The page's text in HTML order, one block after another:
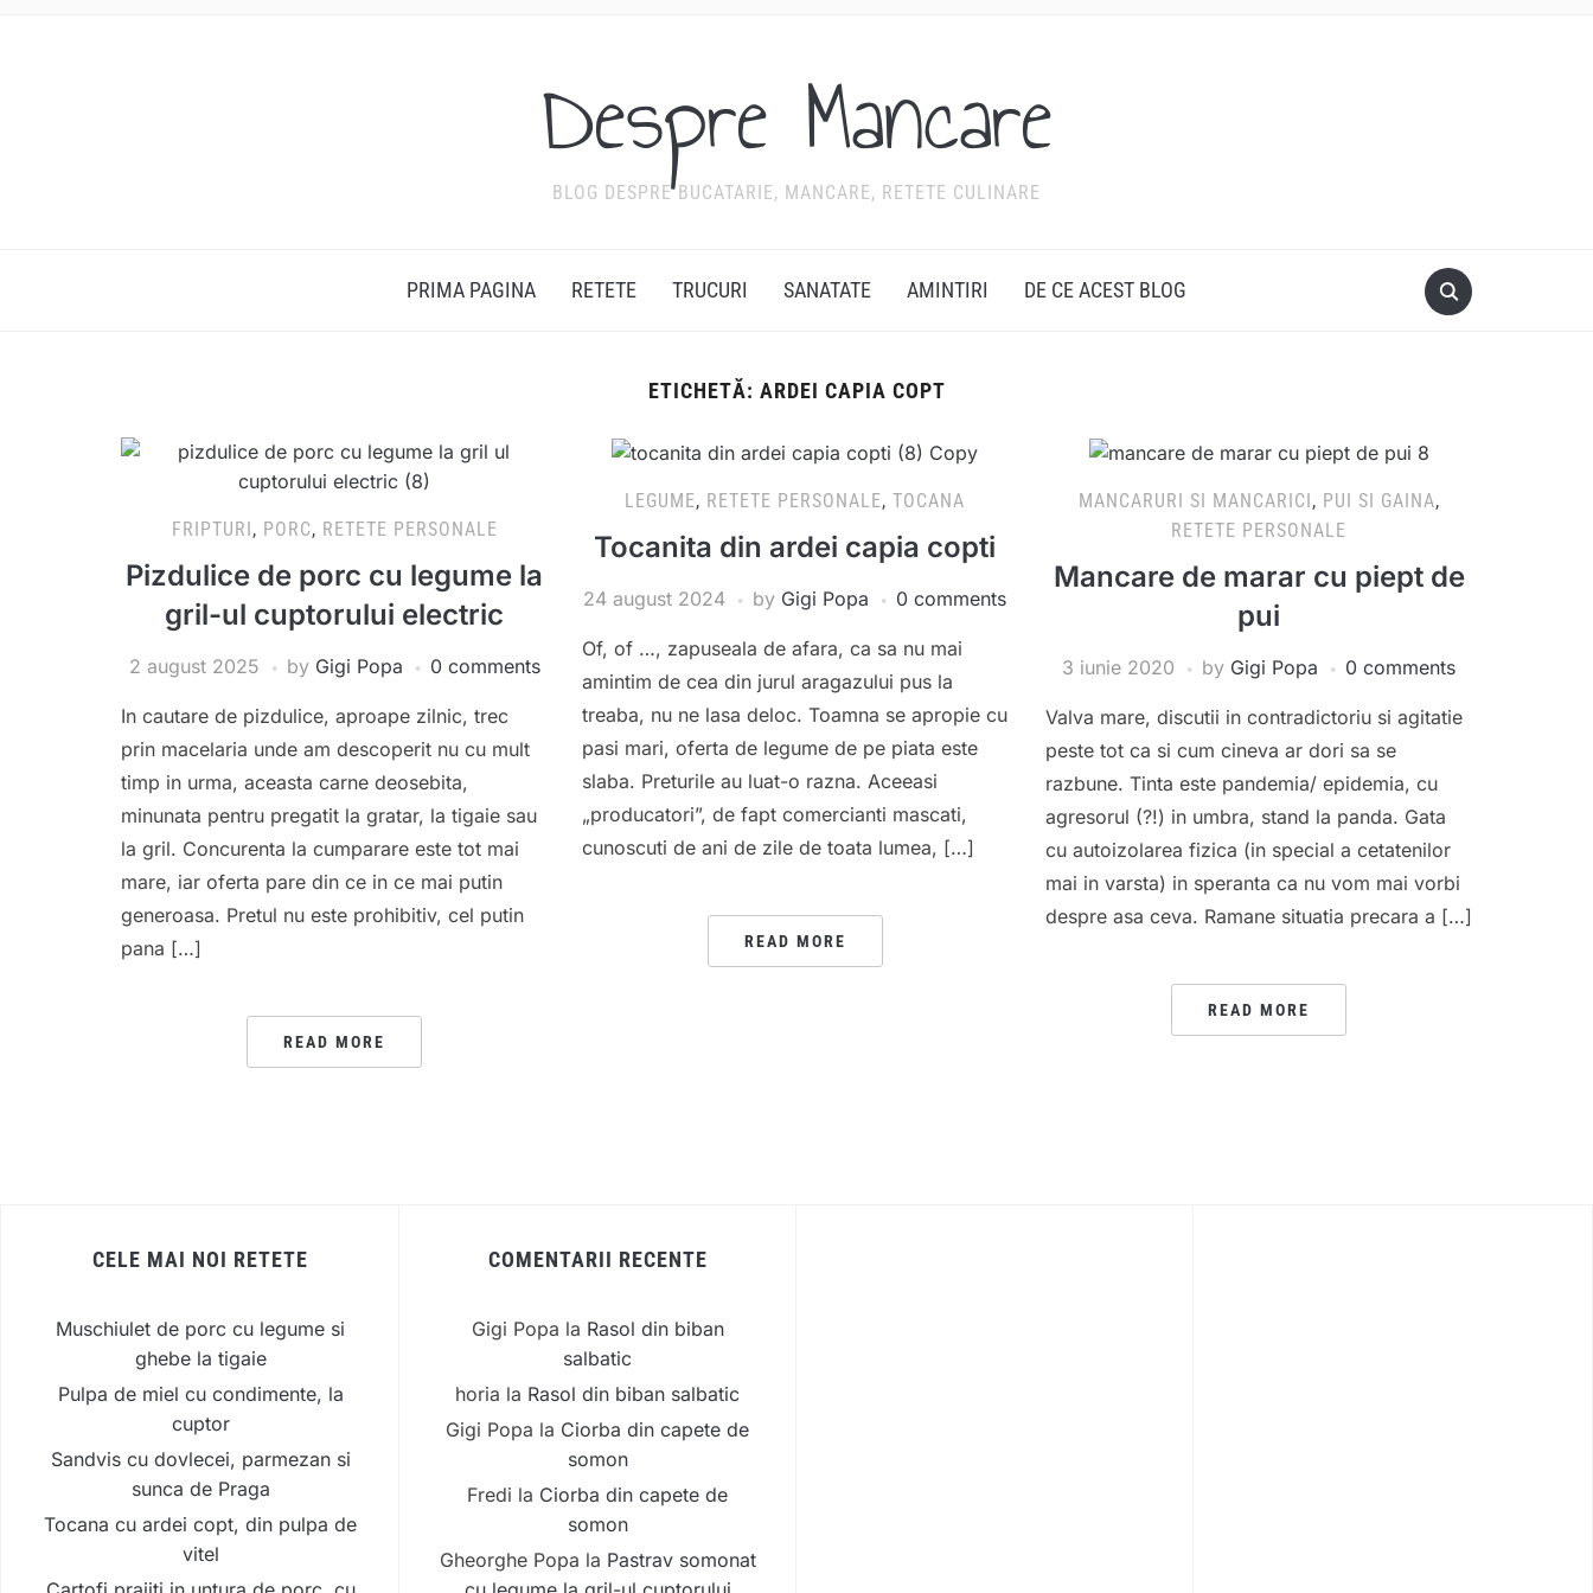
Despre Mancare
BLOG DESPRE BUCATARIE, MANCARE, RETETE CULINARE
PRIMA PAGINA RETETE TRUCURI SANATATE AMINTIRI DE CE ACEST BLOG
ETICHETĂ: ARDEI CAPIA COPT
FRIPTURI, PORC, RETETE PERSONALE
Pizdulice de porc cu legume la
gril-ul cuptorului electric
2 august 2025 by Gigi Popa 0 comments
In cautare de pizdulice, aproape zilnic, trec
prin macelaria unde am descoperit nu cu mult
timp in urma, aceasta carne deosebita,
minunata pentru pregatit la gratar, la tigaie sau
la gril. Concurenta la cumparare este tot mai
mare, iar oferta pare din ce in ce mai putin
generoasa. Pretul nu este prohibitiv, cel putin
pana […]
READ MORE
LEGUME, RETETE PERSONALE,TOCANA
Tocanita din ardei capia copti
24 august 2024 by Gigi Popa 0 comments
Of, of …, zapuseala de afara, ca sa nu mai
amintim de cea din jurul aragazului pus la
treaba, nu ne lasa deloc. Toamna se apropie cu
pasi mari, oferta de legume de pe piata este
slaba. Preturile au luat-o razna. Aceeasi
„producatori”, de fapt comercianti mascati,
cunoscuti de ani de zile de toata lumea, […]
READ MORE
MANCARURI SI MANCARICI, PUI SI GAINA,
RETETE PERSONALE
Mancare de marar cu piept de
pui
3 iunie 2020 by Gigi Popa 0 comments
Valva mare, discutii in contradictoriu si agitatie
peste tot ca si cum cineva ar dori sa se
razbune. Tinta este pandemia/ epidemia, cu
agresorul (?!) in umbra, stand la panda. Gata
cu autoizolarea fizica (in special a cetatenilor
mai in varsta) in speranta ca nu vom mai vorbi
despre asa ceva. Ramane situatia precara a […]
READ MORE
CELE MAI NOI RETETE
Muschiulet de porc cu legume si
ghebe la tigaie
Pulpa de miel cu condimente, la
cuptor
Sandvis cu dovlecei, parmezan si
sunca de Praga
Tocana cu ardei copt, din pulpa de
vitel
COMENTARII RECENTE
Gigi Popa la Rasol din biban
salbatic
horia la Rasol din biban salbatic
Gigi Popa la Ciorba din capete de
somon
Fredi la Ciorba din capete de
somon
Gheorghe Popa la Pastrav somonat